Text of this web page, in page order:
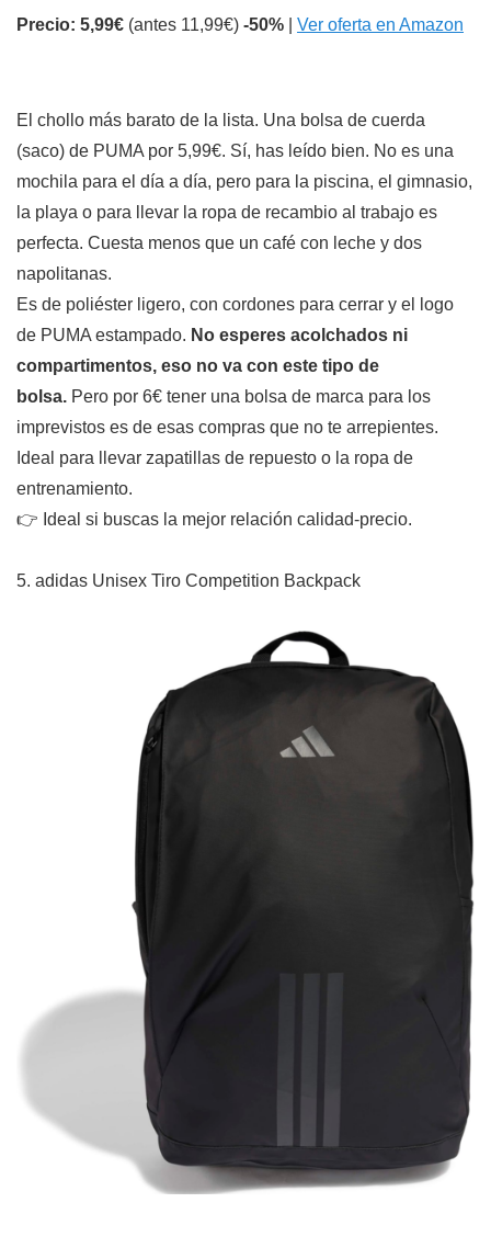
Precio: 5,99€ (antes 11,99€) -50% Ver oferta en Amazon
El chollo más barato de la lista. Una bolsa de cuerda
(saco) de PUMA por 5,99€. Sí, has leído bien. No es una
mochila para el día a día, pero para la piscina, el gimnasio,
la playa o para llevar la ropa de recambio al trabajo es
perfecta. Cuesta menos que un café con leche y dos
napolitanas.
Es de poliéster ligero, con cordones para cerrar y el logo
de PUMA estampado. No esperes acolchados ni
compartimentos, eso no va con este tipo de
bolsa. Pero por 6€ tener una bolsa de marca para los
imprevistos es de esas compras que no te arrepientes.
Ideal para llevar zapatillas de repuesto o la ropa de
entrenamiento.
👉 Ideal si buscas la mejor relación calidad-precio.
5. adidas Unisex Tiro Competition Backpack